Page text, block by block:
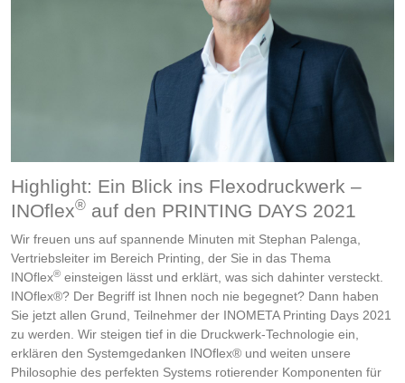
Highlight: Ein Blick ins Flexodruckwerk –
INOflex® auf den PRINTING DAYS 2021
Wir freuen uns auf spannende Minuten mit Stephan Palenga,
Vertriebsleiter im Bereich Printing, der Sie in das Thema
INOflex® einsteigen lässt und erklärt, was sich dahinter versteckt.
INOflex®? Der Begriff ist Ihnen noch nie begegnet? Dann haben
Sie jetzt allen Grund, Teilnehmer der INOMETA Printing Days 2021
zu werden. Wir steigen tief in die Druckwerk-Technologie ein,
erklären den Systemgedanken INOflex® und weiten unsere
Philosophie des perfekten Systems rotierender Komponenten für